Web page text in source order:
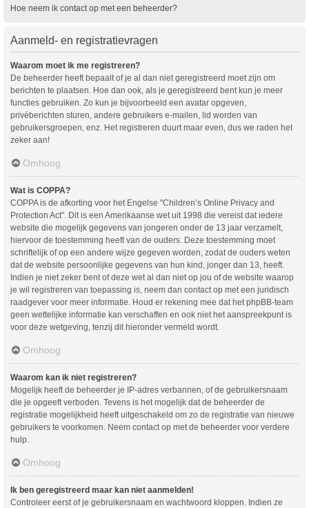
Hoe neem ik contact op met een beheerder?
Aanmeld- en registratievragen
Waarom moet ik me registreren?
De beheerder heeft bepaalt of je al dan niet geregistreerd moet zijn om
berichten te plaatsen. Hoe dan ook, als je geregistreerd bent kun je meer
functies gebruiken. Zo kun je bijvoorbeeld een avatar opgeven,
privéberichten sturen, andere gebruikers e-mailen, lid worden van
gebruikersgroepen, enz. Het registreren duurt maar even, dus we raden het
zeker aan!
Omhoog
Wat is COPPA?
COPPA is de afkorting voor het Engelse "Children’s Online Privacy and
Protection Act". Dit is een Amerikaanse wet uit 1998 die vereist dat iedere
website die mogelijk gegevens van jongeren onder de 13 jaar verzamelt,
hiervoor de toestemming heeft van de ouders. Deze toestemming moet
schriftelijk of op een andere wijze gegeven worden, zodat de ouders weten
dat de website persoonlijke gegevens van hun kind, jonger dan 13, heeft.
Indien je niet zeker bent of deze wet al dan niet op jou of de website waarop
je wil registreren van toepassing is, neem dan contact op met een juridisch
raadgever voor meer informatie. Houd er rekening mee dat het phpBB-team
geen wettelijke informatie kan verschaffen en ook niet het aanspreekpunt is
voor deze wetgeving, tenzij dit hieronder vermeld wordt.
Omhoog
Waarom kan ik niet registreren?
Mogelijk heeft de beheerder je IP-adres verbannen, of de gebruikersnaam
die je opgeeft verboden. Tevens is het mogelijk dat de beheerder de
registratie mogelijkheid heeft uitgeschakeld om zo de registratie van nieuwe
gebruikers te voorkomen. Neem contact op met de beheerder voor verdere
hulp.
Omhoog
Ik ben geregistreerd maar kan niet aanmelden!
Controleer eerst of je gebruikersnaam en wachtwoord kloppen. Indien ze